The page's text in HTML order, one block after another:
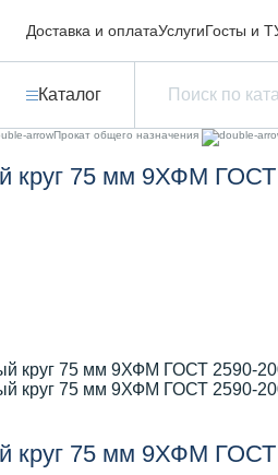
Доставка и оплатаУслугиГосты и
Каталог
Прокат общего назначения
круг 75 мм 9ХФМ ГОСТ
круг 75 мм 9ХФМ ГОСТ